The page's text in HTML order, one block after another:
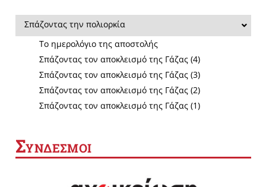
Σπάζοντας την πολιορκία
Το ημερολόγιο της αποστολής
Σπάζοντας τον αποκλεισμό της Γάζας (4)
Σπάζοντας τον αποκλεισμό της Γάζας (3)
Σπάζοντας τον αποκλεισμό της Γάζας (2)
Σπάζοντας τον αποκλεισμό της Γάζας (1)
ΣΥΝΔΕΣΜΟΙ